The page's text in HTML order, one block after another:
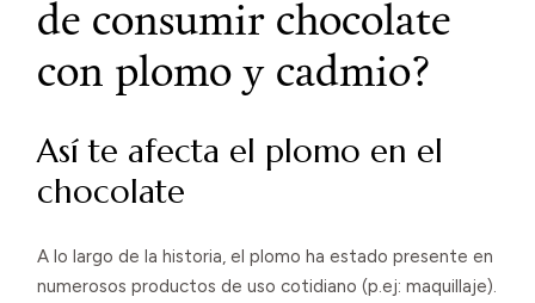
de consumir chocolate
con plomo y cadmio?
Así te afecta el plomo en el
chocolate
A lo largo de la historia, el plomo ha estado presente en
numerosos productos de uso cotidiano (p.ej: maquillaje).